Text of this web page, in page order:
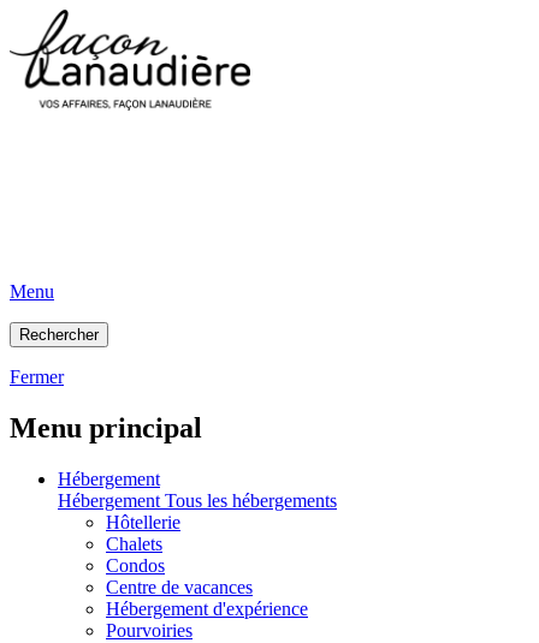
Menu
Rechercher
Fermer
Menu principal
Hébergement
Hébergement Tous les hébergements
Hôtellerie
Chalets
Condos
Centre de vacances
Hébergement d'expérience
Pourvoiries